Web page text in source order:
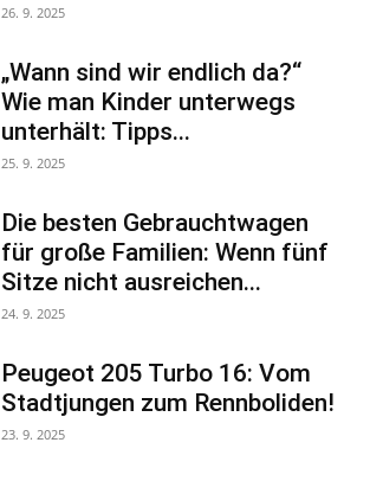
26. 9. 2025
„Wann sind wir endlich da?“
Wie man Kinder unterwegs
unterhält: Tipps...
25. 9. 2025
Die besten Gebrauchtwagen
für große Familien: Wenn fünf
Sitze nicht ausreichen...
24. 9. 2025
Peugeot 205 Turbo 16: Vom
Stadtjungen zum Rennboliden!
23. 9. 2025